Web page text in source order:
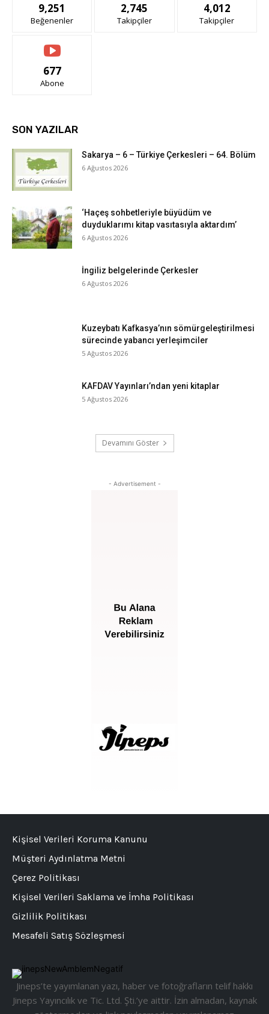
9,251
Beğenenler
2,745
Takipçiler
4,012
Takipçiler
677
Abone
SON YAZILAR
Sakarya – 6 – Türkiye Çerkesleri – 64. Bölüm
6 Ağustos 2026
‘Haçeş sohbetleriyle büyüdüm ve
duyduklarımı kitap vasıtasıyla aktardım’
6 Ağustos 2026
İngiliz belgelerinde Çerkesler
6 Ağustos 2026
Kuzeybatı Kafkasya’nın sömürgeleştirilmesi
sürecinde yabancı yerleşimciler
5 Ağustos 2026
KAFDAV Yayınları’ndan yeni kitaplar
5 Ağustos 2026
Devamını Göster
- Advertisement -
Jineps’te yayımlanan yazı, haber ve fotoğrafların telif hakkı
Jineps Yayıncılık ve Tic. Ltd. Şti.’ye aittir. İzin almadan, kaynak
Kişisel Verileri Koruma Kanunu
Müşteri Aydınlatma Metni
Çerez Politikası
Kişisel Verileri Saklama ve İmha Politikası
Gizlilik Politikası
Mesafeli Satış Sözleşmesi